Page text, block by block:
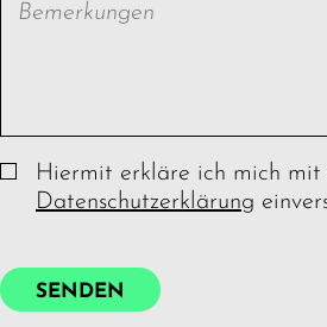
Bemerkungen
Hiermit erkläre ich mich mit
Datenschutzerklärung
SENDEN